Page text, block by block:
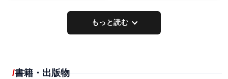
もっと読む
書籍・出版物